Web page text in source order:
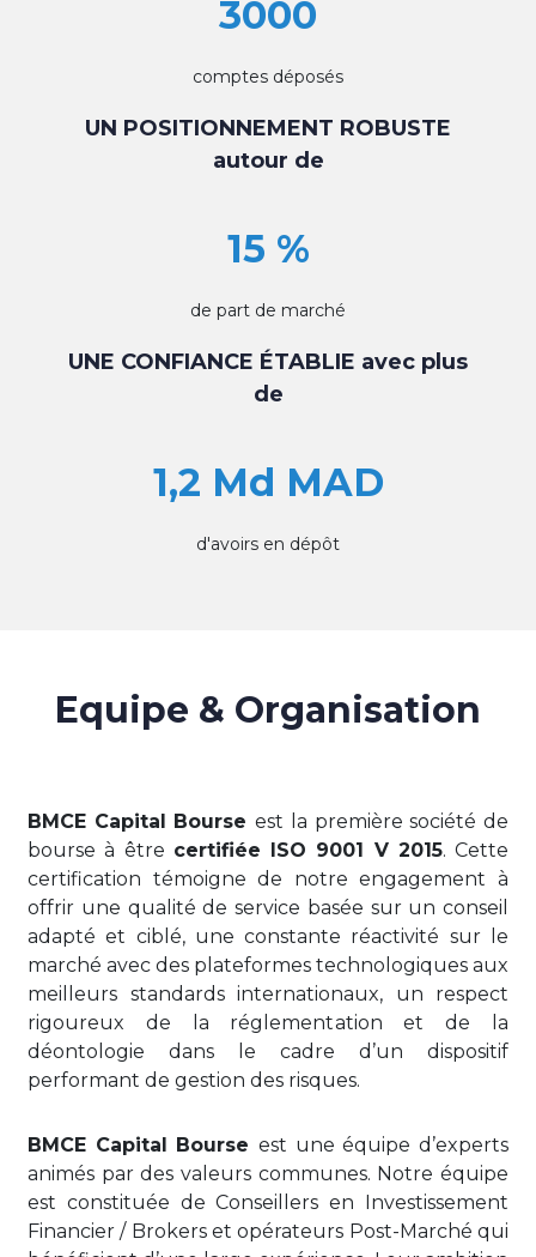
3000
comptes déposés
UN POSITIONNEMENT ROBUSTE
autour de
15 %
de part de marché
UNE CONFIANCE ÉTABLIE avec plus
de
1,2 Md MAD
d'avoirs en dépôt
Equipe & Organisation
BMCE Capital Bourseest la première société de
bourse à être certifiée ISO 9001 V 2015. Cette
certification témoigne de notre engagement à
offrir une qualité de service basée sur un conseil
adapté et ciblé, une constante réactivité sur le
marché avec des plateformes technologiques aux
meilleurs standards internationaux, un respect
rigoureux de la réglementation et de la
déontologie dans le cadre d’un dispositif
performant de gestion des risques.
BMCE Capital Bourse est une équipe d’experts
animés par des valeurs communes. Notre équipe
est constituée de Conseillers en Investissement
Financier / Brokers et opérateurs Post-Marché qui